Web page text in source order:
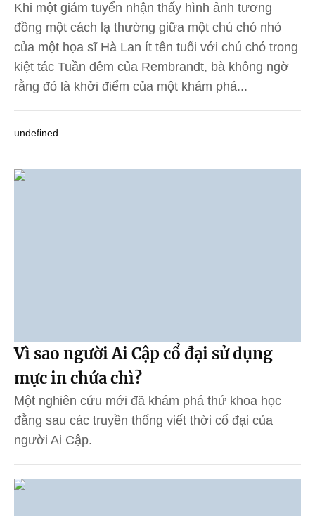
Khi một giám tuyển nhận thấy hình ảnh tương
đồng một cách lạ thường giữa một chú chó nhỏ
của một họa sĩ Hà Lan ít tên tuổi với chú chó trong
kiệt tác Tuần đêm của Rembrandt, bà không ngờ
rằng đó là khởi điểm của một khám phá...
undefined
Vì sao người Ai Cập cổ đại sử dụng
mực in chứa chì?
Một nghiên cứu mới đã khám phá thứ khoa học
đằng sau các truyền thống viết thời cổ đại của
người Ai Cập.